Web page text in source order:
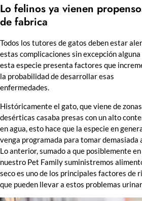
Lo felinos ya vienen
de fabrica
Todos los tutores de gatos deben estar
estas complicaciones sin excepción alguna
esta especie presenta factores que
la probabilidad de desarrollar esas
enfermedades.
Históricamente el gato, que viene de zonas
desérticas casaba presas con un alto
en agua, esto hace que la especie en
venga programada para tomar demasiada
Lo anterior, sumado a que posiblemente en
nuestro Pet Family suministremos
seco es uno de los principales factores de
que pueden llevar a estos problemas